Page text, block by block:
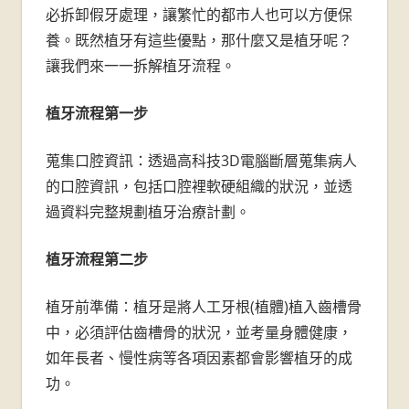
必拆卸假牙處理，讓繁忙的都市人也可以方便保
養。既然植牙有這些優點，那什麼又是植牙呢？
讓我們來一一拆解植牙流程。
植牙流程第一步
蒐集口腔資訊：透過高科技3D電腦斷層蒐集病人
的口腔資訊，包括口腔裡軟硬組織的狀況，並透
過資料完整規劃植牙治療計劃。
植牙流程第二步
植牙前準備：植牙是將人工牙根(植體)植入齒槽骨
中，必須評估齒槽骨的狀況，並考量身體健康，
如年長者、慢性病等各項因素都會影響植牙的成
功。